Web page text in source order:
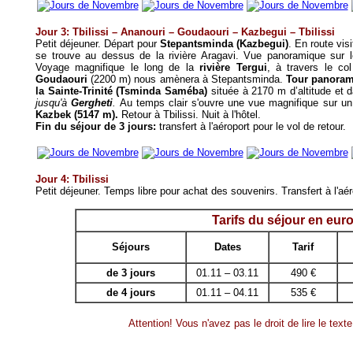
Jour 3: Tbilissi – Ananouri – Goudaouri – Kazbegui – Tbilissi
Petit déjeuner. Départ pour Stepantsminda (Kazbegui). En route
se trouve au dessus de la rivière Aragavi. Vue panoramique sur
Voyage magnifique le long de larivière Tergui, à travers le
Goudaouri (2200 m) nous amènera à Stepantsminda. Tour
la Sainte-Trinité (Tsminda Saméba) située à 2170 m d’altitude et
jusqu'àGergheti.Au temps clair s'ouvre une vue magnifique sur
Kazbek (5147 m). Retour à Tbilissi. Nuit à l'hôtel.
Fin du séjour de 3 jours: transfert à l'aéroport pour le vol de retour.
Jour 4: Tbilissi
Petit déjeuner. Temps libre pour achat des souvenirs. Transfert à
Tarifs du séjour en
Séjours Dates Tarif
de 3 jours 01.11 – 03.11
490 €
de 4 jours
01.11 – 04.11 535 €
Attention! Vous n'avez pas le droit de lire le